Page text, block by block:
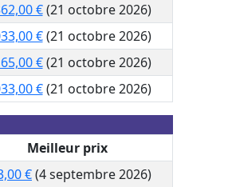
€(21 octobre 2026)
€(21 octobre 2026)
€(21 octobre 2026)
€(21 octobre 2026)
Meilleur prix
€(4 septembre 2026)